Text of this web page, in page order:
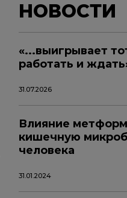
НОВОСТИ
«...выигрывает
работать и
31.07.2026
Влияние
кишечную
человека
31.01.2024